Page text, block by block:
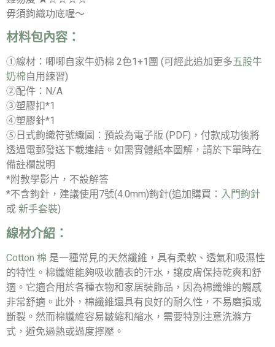
毋須鉤織功底喔～
材料包內容：
①線材：唧唧自家牛奶棉 2色1+1團 (可經此追加更多五股牛
奶棉自用練習)
②配件：N/A
③塑膠扣*1
④塑膠針*1
⑤日式鉤織符號織圖：預設為電子版 (PDF)，付款成功後將
透過電郵發送下載連結。如需實體紙本圖解，請於下單時在
備註欄說明
*附教學影片，不設解答
*不含鉤針，建議使用7號(4.0mm)鉤針(追加購買： 入門鉤針
或 新手套裝)
線材介紹：
Cotton 棉 是一種常見的天然纖維，具有柔軟、透氣和吸濕性
的特性。棉纖維能夠吸收體表的汗水，讓皮膚保持乾爽和舒
適。它適合用於各種衣物和家居裝飾品，因為棉纖維的觸感
非常舒適。此外，棉纖維還具有良好的耐久性，不易磨損或
斷裂。然而棉纖維容易皺縮和縮水，需要特別注意洗滌方
式，避免過熱或過度擰壓。